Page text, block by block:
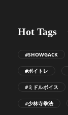
Hot Tags
#SHOWGACK
#ボイトレ
#ミドルボイス
#少林寺拳法